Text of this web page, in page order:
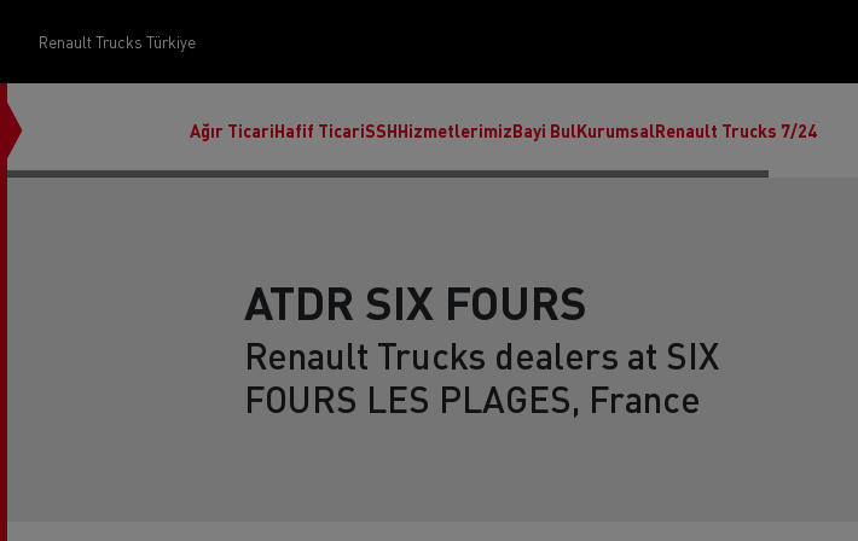
Renault Trucks Türkiye
Ağır TicariHafif TicariSSHHizmetlerimizBayi BulKurumsalRenault Trucks 7/24
ATDR SIX FOURS
Renault Trucks dealers at SIX
FOURS LES PLAGES, France